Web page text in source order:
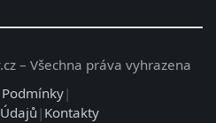
– Všechna práva vyhrazena
|
| Kontakty